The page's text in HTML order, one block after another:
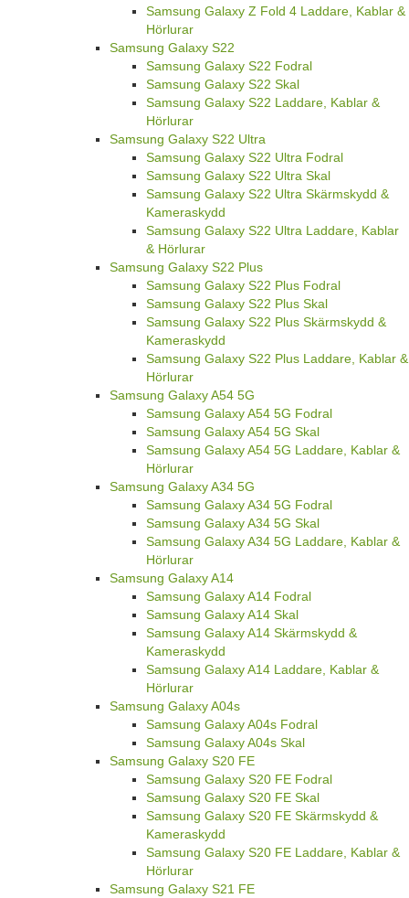
Samsung Galaxy Z Fold 4 Laddare, Kablar &
Hörlurar
Samsung Galaxy S22
Samsung Galaxy S22 Fodral
Samsung Galaxy S22 Skal
Samsung Galaxy S22 Laddare, Kablar &
Hörlurar
Samsung Galaxy S22 Ultra
Samsung Galaxy S22 Ultra Fodral
Samsung Galaxy S22 Ultra Skal
Samsung Galaxy S22 Ultra Skärmskydd &
Kameraskydd
Samsung Galaxy S22 Ultra Laddare, Kablar
& Hörlurar
Samsung Galaxy S22 Plus
Samsung Galaxy S22 Plus Fodral
Samsung Galaxy S22 Plus Skal
Samsung Galaxy S22 Plus Skärmskydd &
Kameraskydd
Samsung Galaxy S22 Plus Laddare, Kablar &
Hörlurar
Samsung Galaxy A54 5G
Samsung Galaxy A54 5G Fodral
Samsung Galaxy A54 5G Skal
Samsung Galaxy A54 5G Laddare, Kablar &
Hörlurar
Samsung Galaxy A34 5G
Samsung Galaxy A34 5G Fodral
Samsung Galaxy A34 5G Skal
Samsung Galaxy A34 5G Laddare, Kablar &
Hörlurar
Samsung Galaxy A14
Samsung Galaxy A14 Fodral
Samsung Galaxy A14 Skal
Samsung Galaxy A14 Skärmskydd &
Kameraskydd
Samsung Galaxy A14 Laddare, Kablar &
Hörlurar
Samsung Galaxy A04s
Samsung Galaxy A04s Fodral
Samsung Galaxy A04s Skal
Samsung Galaxy S20 FE
Samsung Galaxy S20 FE Fodral
Samsung Galaxy S20 FE Skal
Samsung Galaxy S20 FE Skärmskydd &
Kameraskydd
Samsung Galaxy S20 FE Laddare, Kablar &
Hörlurar
Samsung Galaxy S21 FE